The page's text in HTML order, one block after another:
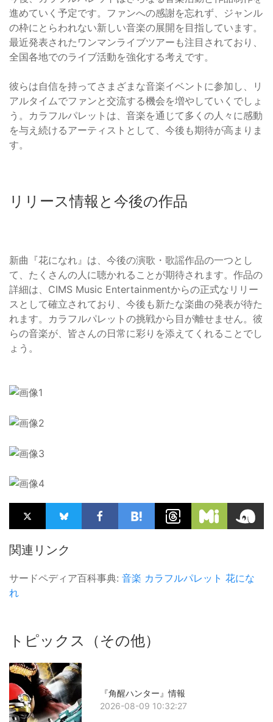
進めていく予定です。ファンへの感謝を忘れず、ジャンル
の枠にとらわれない新しい音楽の展開を目指しています。
最近発表されたワンマンライブツアーも注目されており、
全国各地でのライブ活動を強化する考えです。
彼らは自信を持ってさまざまな音楽イベントに参加し、リ
アルタイムでファンと交流する機会を増やしていくでしょ
う。カラフルパレットは、音楽を通じて多くの人々に感動
を与え続けるアーティストとして、今後も期待が高まりま
す。
リリース情報と今後の作品
新曲『花になれ』は、今後の演歌・歌謡作品の一つとし
て、たくさんの人に聴かれることが期待されます。作品の
詳細は、CIMS Music Entertainmentからの正式なリリー
スとして確立されており、今後も新たな楽曲の発表が待た
れます。カラフルパレットの挑戦から目が離せません。彼
らの音楽が、皆さんの日常に彩りを添えてくれることでし
ょう。
関連リンク
サードペディア百科事典: 音楽 カラフルパレット 花にな
れ
トピックス（その他）
『角醒ハンター』情報
2026-08-09 10:32:27